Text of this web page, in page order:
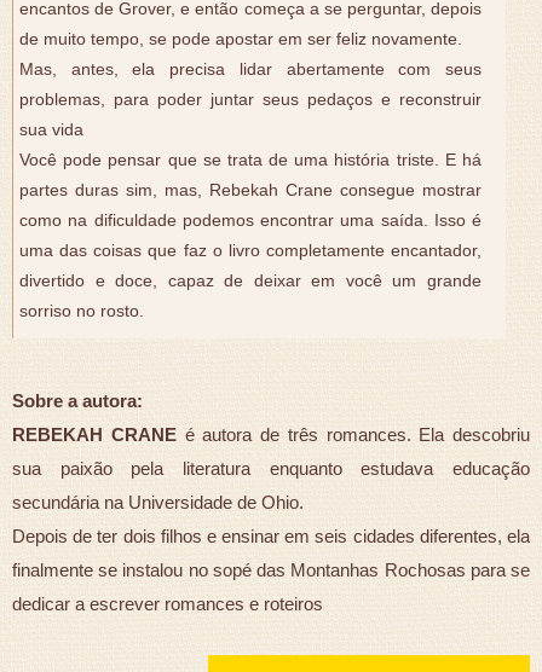
encantos de Grover, e então começa a se perguntar, depois
de muito tempo, se pode apostar em ser feliz novamente.
Mas, antes, ela precisa lidar abertamente com seus
problemas, para poder juntar seus pedaços e reconstruir
sua vida
Você pode pensar que se trata de uma história triste. E há
partes duras sim, mas, Rebekah Crane consegue mostrar
como na dificuldade podemos encontrar uma saída. Isso é
uma das coisas que faz o livro completamente encantador,
divertido e doce, capaz de deixar em você um grande
sorriso no rosto.
Sobre a autora:
REBEKAH CRANEé autora de três romances. Ela descobriu
sua paixão pela literatura enquanto estudava educação
secundária na Universidade de Ohio.
Depois de ter dois filhos e ensinar em seis cidades diferentes, ela
finalmente se instalou no sopé das Montanhas Rochosas para se
dedicar a escrever romances e roteiros